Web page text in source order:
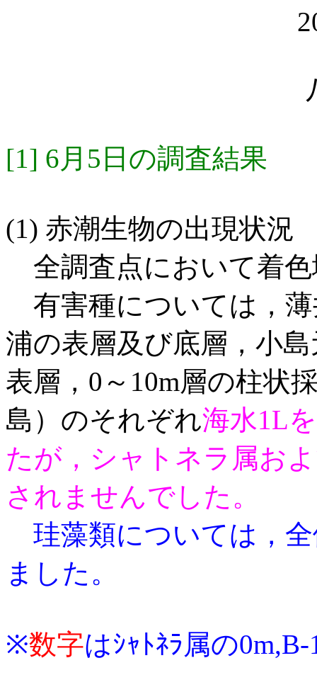
[1] 6月5日の調査結果
(1) 赤潮生物の出現状況
全調査点において着
有害種については，薄
浦の表層及び底層，小
表層，0～10m層の柱状
島）のそれぞれ海水1L
たが，シャトネラ属お
されませんでした。
珪藻類については，
ました。
※数字はｼｬﾄﾈﾗ属の